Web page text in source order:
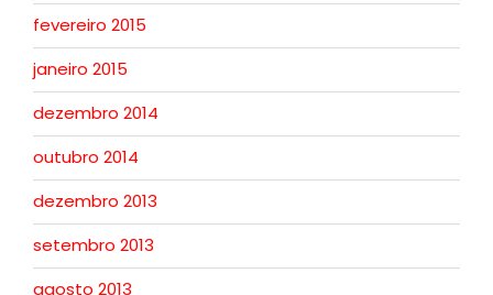
fevereiro 2015
janeiro 2015
dezembro 2014
outubro 2014
dezembro 2013
setembro 2013
agosto 2013